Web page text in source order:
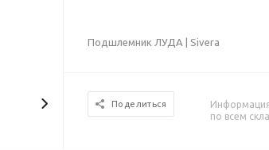
Подшлемник ЛУДА | Sivera
Поделиться
по всем